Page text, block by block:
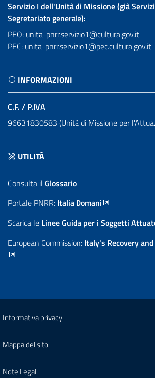
Servizio I dell'Unità di Missione (già
Segretariato generale):
PEO: unita-pnrr.servizio1@cultura.gov.it
PEC: unita-pnrr.servizio1@pec.cultura.gov.it
INFORMAZIONI
C.F. / P.IVA
96631830583 (Unità di Missione per
UTILITÀ
Consulta il Glossario
Portale PNRR: Italia Domani
Scarica le Linee Guida per i Soggetti
European Commission: Italy's Recovery
Informativa privacy
Mappa del sito
Note Legali